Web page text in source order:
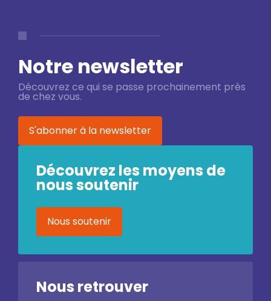
Notre newsletter
Découvrez ce qui se passe prochainement près
de chez vous.
S'abonner à la newsletter
Découvrez les moyens de
nous soutenir
Nous soutenir
Nous retrouver